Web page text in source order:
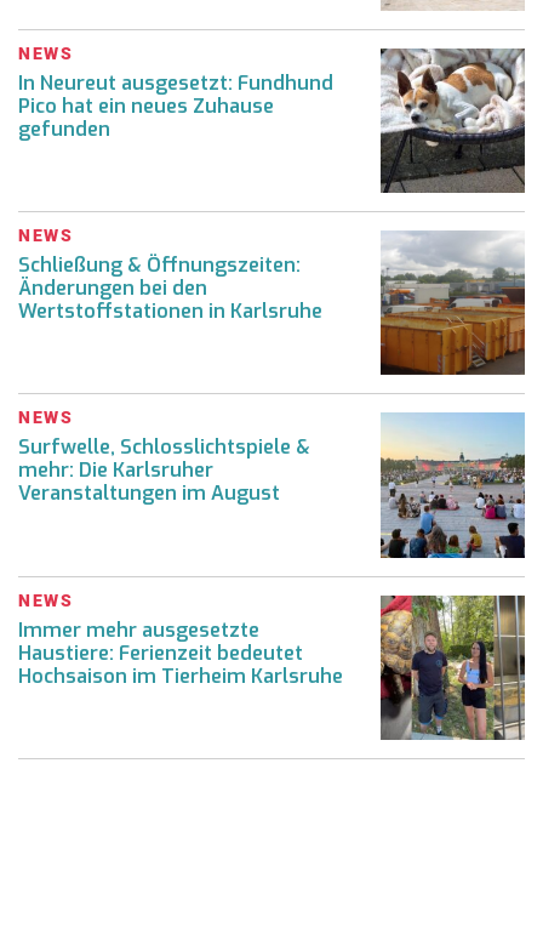
NEWS
In Neureut ausgesetzt: Fundhund
Pico hat ein neues Zuhause
gefunden
NEWS
Schließung & Öffnungszeiten:
Änderungen bei den
Wertstoffstationen in Karlsruhe
NEWS
Surfwelle, Schlosslichtspiele &
mehr: Die Karlsruher
Veranstaltungen im August
NEWS
Immer mehr ausgesetzte
Haustiere: Ferienzeit bedeutet
Hochsaison im Tierheim Karlsruhe